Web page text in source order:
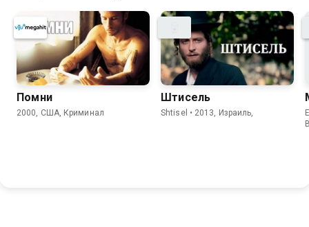
Помни
2000, США, Криминал
Штисель
Shtisel • 2013, Израиль,